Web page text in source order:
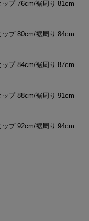
プ 76cm/裾周り 81cm
プ 80cm/裾周り 84cm
プ 84cm/裾周り 87cm
プ 88cm/裾周り 91cm
プ 92cm/裾周り 94cm